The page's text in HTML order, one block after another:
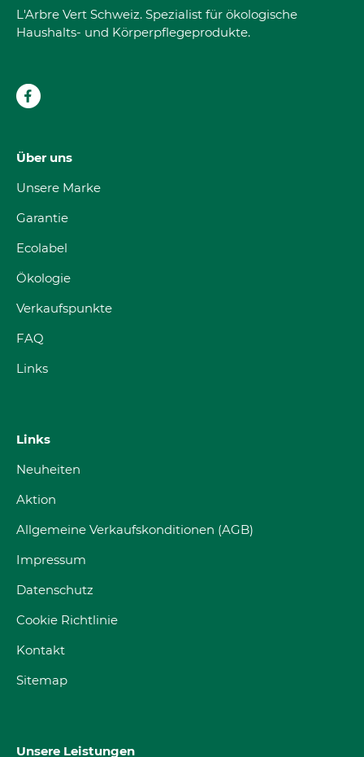
L'Arbre Vert Schweiz. Spezialist für ökologische
Haushalts- und Körperpflegeprodukte.
Über uns
Unsere Marke
Garantie
Ecolabel
Ökologie
Verkaufspunkte
FAQ
Links
Links
Neuheiten
Aktion
Allgemeine Verkaufskonditionen (AGB)
Impressum
Datenschutz
Cookie Richtlinie
Kontakt
Sitemap
Unsere Leistungen